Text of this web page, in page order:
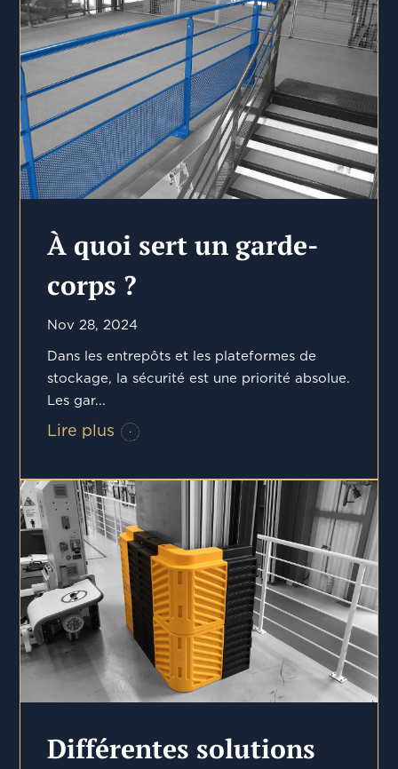
À quoi sert un garde-
corps ?
Nov 28, 2024
Dans les entrepôts et les plateformes de
stockage, la sécurité est une priorité absolue.
Les gar...
Lire plus
Différentes solutions